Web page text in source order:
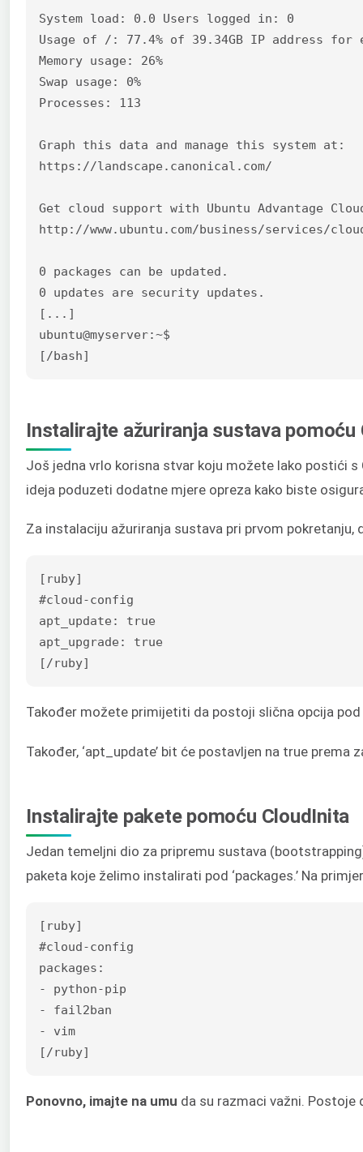
System load: 0.0 Users logged in: 0
Usage of /: 77.4% of 39.34GB IP address for
Memory usage: 26%
Swap usage: 0%
Processes: 113
Graph this data and manage this system at:
https://landscape.canonical.com/
Get cloud support with Ubuntu Advantage
http://www.ubuntu.com/business/services/
0 packages can be updated.
0 updates are security updates.
[...]
ubuntu@myserver:~$
[/bash]
Instalirajte ažuriranja sustava pomoću
Još jedna vrlo korisna stvar koju možete lako postići
ideja poduzeti dodatne mjere opreza kako biste
Za instalaciju ažuriranja sustava pri prvom pokretanju,
[ruby]
#cloud-config
apt_update: true
apt_upgrade: true
[/ruby]
Također možete primijetiti da postoji slična opcija pod
Također, ‘apt_update’ bit će postavljen na true
Instalirajte pakete pomoću CloudInita
Jedan temeljni dio za pripremu sustava
paketa koje želimo instalirati pod ‘packages.’ Na
[ruby]
#cloud-config
packages:
- python-pip
- fail2ban
- vim
[/ruby]
Ponovno, imajte na umu da su razmaci važni. Postoje